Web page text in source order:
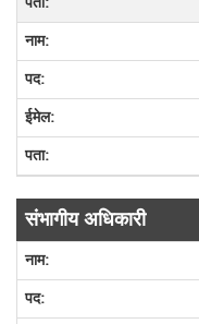
संभागीय अधिकारी